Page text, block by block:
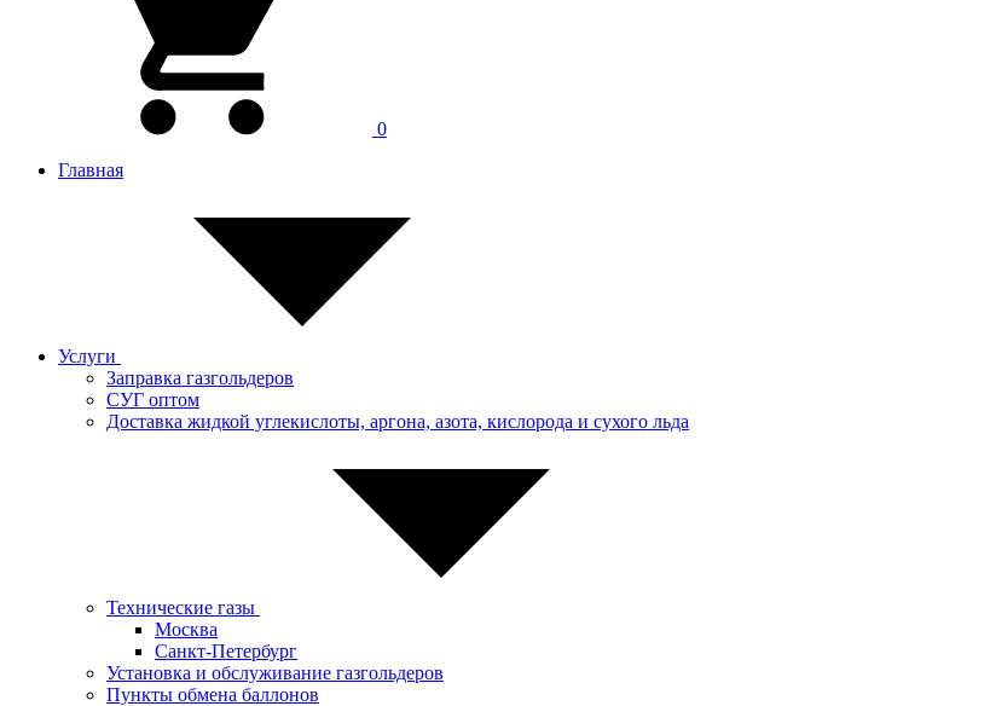
0
Главная
Услуги
Заправка газгольдеров
СУГ оптом
Доставка жидкой углекислоты, аргона, азота, кислорода и сухого льда
Технические газы
Москва
Санкт-Петербург
Установка и обслуживание газгольдеров
Пункты обмена баллонов